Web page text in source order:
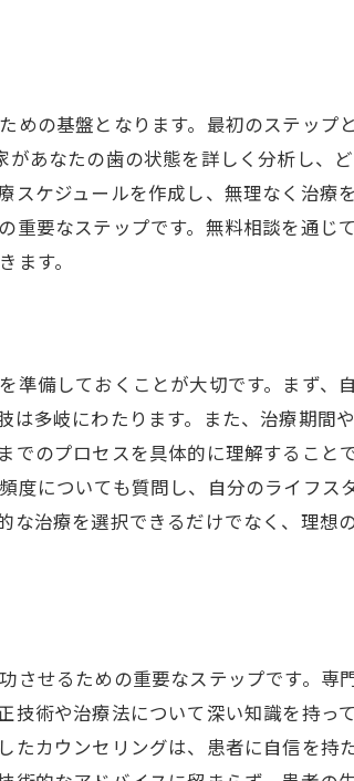
の基盤となります。最初のステップ
あなたの歯の状態を詳しく分析し、
ケジュールを作成し、無理なく治療
要なステップです。無料相談を通じ
す。
備しておくことが大切です。まず、
多岐にわたります。また、治療期間
のプロセスを具体的に理解すること
度についても質問し、自分のライフ
治療を選択できるだけでなく、理想
せるための重要なステップです。専
術や治療法について深い知識を持っ
カウンセリングは、患者に自信を持